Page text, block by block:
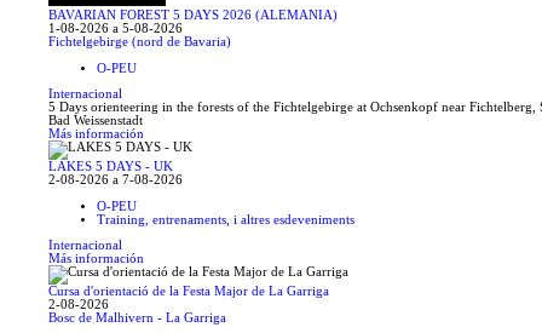
BAVARIAN FOREST 5 DAYS 2026 (ALEMANIA)
1-08-2026 a 5-08-2026
Fichtelgebirge (nord de Bavaria)
O-PEU
Internacional
5 Days orienteering in the forests of the Fichtelgebirge at Ochsenkopf near Fichtelberg,
Bad Weissenstadt
Más información
LAKES 5 DAYS - UK
2-08-2026 a 7-08-2026
O-PEU
Training, entrenaments, i altres esdeveniments
Internacional
Más información
Cursa d'orientació de la Festa Major de La Garriga
2-08-2026
Bosc de Malhivern - La Garriga